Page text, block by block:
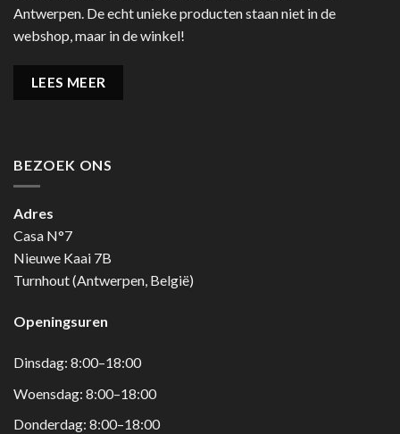
Antwerpen. De echt unieke producten staan niet in de
webshop, maar in de winkel!
LEES MEER
BEZOEK ONS
Adres
Casa N°7
Nieuwe Kaai 7B
Turnhout (Antwerpen, België)
Openingsuren
Dinsdag: 8:00–18:00
Woensdag: 8:00–18:00
Donderdag: 8:00–18:00